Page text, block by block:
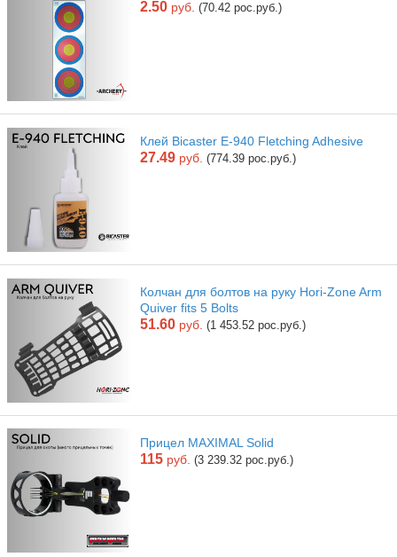
2.50 руб. (70.42 рос.руб.)
Клей Bicaster E-940 Fletching Adhesive
27.49 руб. (774.39 рос.руб.)
Колчан для болтов на руку Hori-Zone Arm
Quiver fits 5 Bolts
51.60 руб. (1 453.52 рос.руб.)
Прицел MAXIMAL Solid
115 руб. (3 239.32 рос.руб.)